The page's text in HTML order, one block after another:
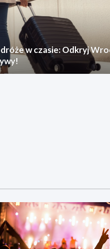
w czasie: Odkryj